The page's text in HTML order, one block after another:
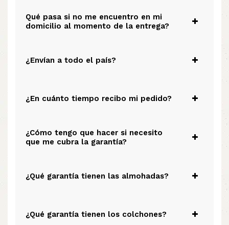
Qué pasa si no me encuentro en mi
domicilio al momento de la entrega?
¿Envían a todo el país?
¿En cuánto tiempo recibo mi pedido?
¿Cómo tengo que hacer si necesito
que me cubra la garantía?
¿Qué garantía tienen las almohadas?
¿Qué garantía tienen los colchones?